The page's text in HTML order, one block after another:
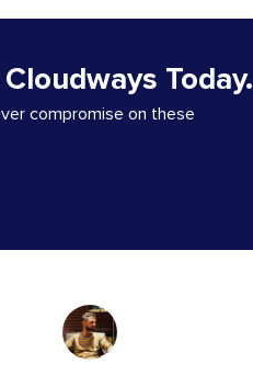
Today.
compromise on these